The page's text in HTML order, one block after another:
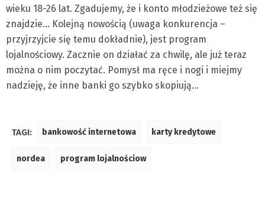
wieku 18-26 lat. Zgadujemy, że i konto młodzieżowe też się
znajdzie… Kolejną nowością (uwaga konkurencja –
przyjrzyjcie się temu dokładnie), jest program
lojalnościowy. Zacznie on działać za chwilę, ale już teraz
można o nim poczytać. Pomysł ma ręce i nogi i miejmy
nadzieję, że inne banki go szybko skopiują…
TAGI: bankowość internetowa karty kredytowe
nordea program lojalnościow